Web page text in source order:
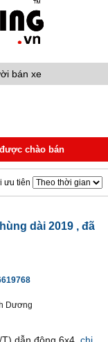
bán xe
chào bán
ưu tiên
dài 2019 , đã
Dương